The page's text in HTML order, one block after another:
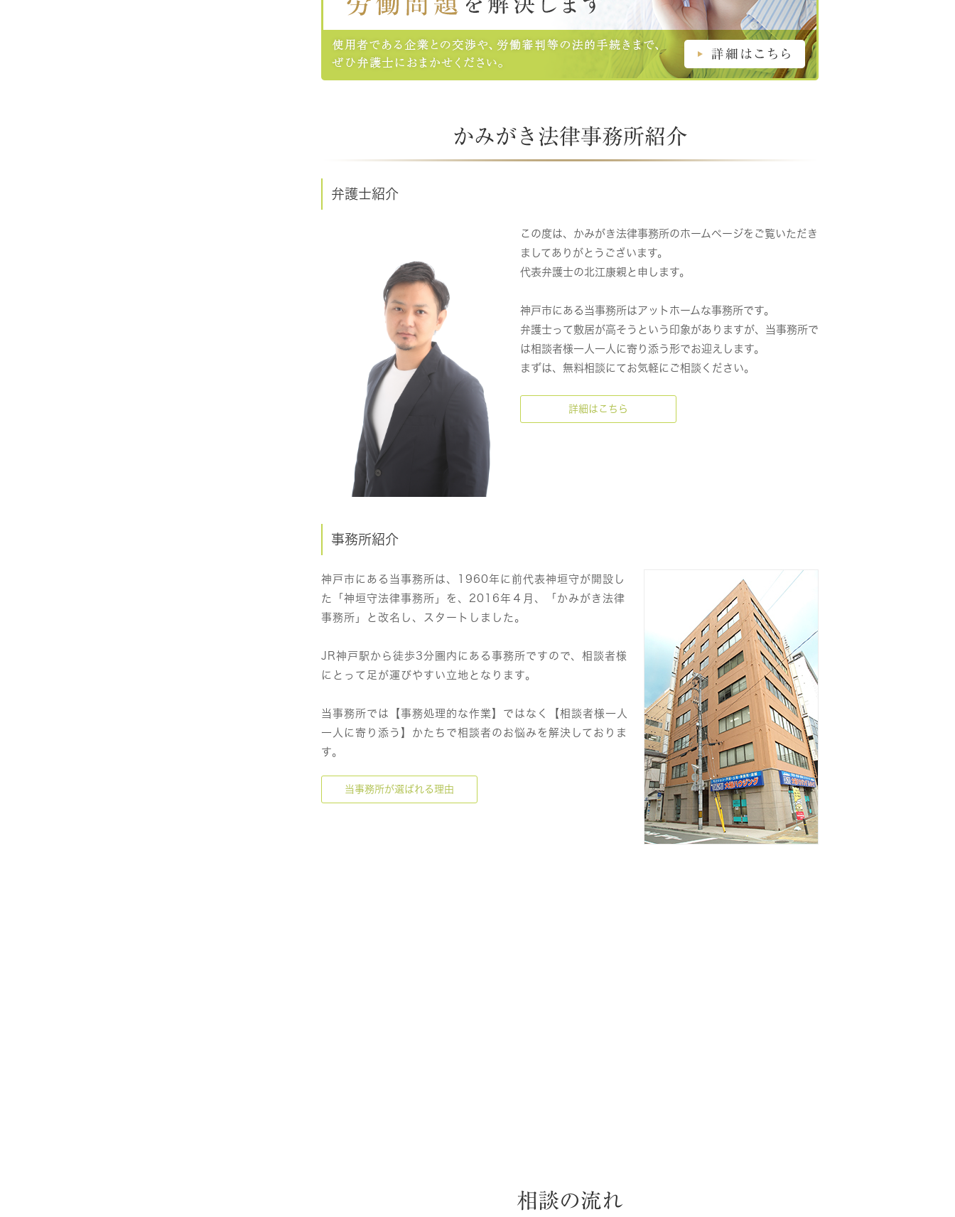
かみがき法律事務所紹介
弁護士紹介
この度は、かみがき法律事務所のホームページをご覧いただき
ましてありがとうございます。
代表弁護士の北江康親と申します。
神戸市にある当事務所はアットホームな事務所です。
弁護士って敷居が高そうという印象がありますが、当事務所で
は相談者様一人一人に寄り添う形でお迎えします。
まずは、無料相談にてお気軽にご相談ください。
詳細はこちら
事務所紹介
神戸市にある当事務所は、1960年に前代表神垣守が開設し
た「神垣守法律事務所」を、2016年４月、「かみがき法律
事務所」と改名し、スタートしました。
JR神戸駅から徒歩3分圏内にある事務所ですので、相談者様
にとって足が運びやすい立地となります。
当事務所では【事務処理的な作業】ではなく【相談者様一人
一人に寄り添う】かたちで相談者のお悩みを解決しておりま
す。
当事務所が選ばれる理由
相談の流れ